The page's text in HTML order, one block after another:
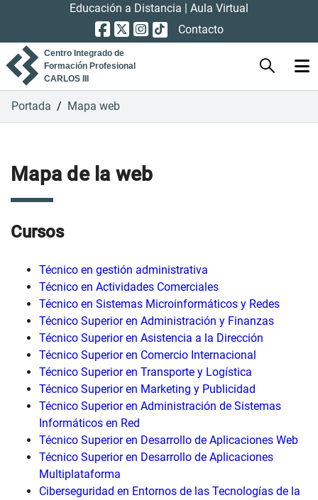
Educación a Distancia | Aula Virtual
Contacto
Centro Integrado de
Formación Profesional
CARLOS III
Portada / Mapa web
Mapa de la web
Cursos
Técnico en gestión administrativa
Técnico en Actividades Comerciales
Técnico en Sistemas Microinformáticos y Redes
Técnico Superior en Administración y Finanzas
Técnico Superior en Asistencia a la Dirección
Técnico Superior en Comercio Internacional
Técnico Superior en Transporte y Logística
Técnico Superior en Marketing y Publicidad
Técnico Superior en Administración de Sistemas
Informáticos en Red
Técnico Superior en Desarrollo de Aplicaciones Web
Técnico Superior en Desarrollo de Aplicaciones
Multiplataforma
Ciberseguridad en Entornos de las Tecnologías de la